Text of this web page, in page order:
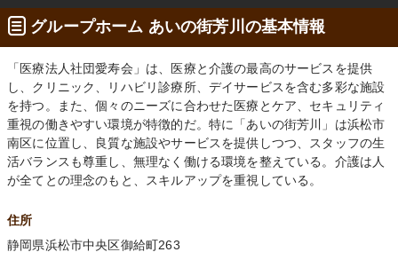
グループホーム あいの街芳川の基本情報
「医療法人社団愛寿会」は、医療と介護の最高のサービスを提供
し、クリニック、リハビリ診療所、デイサービスを含む多彩な施設
を持つ。また、個々のニーズに合わせた医療とケア、セキュリティ
重視の働きやすい環境が特徴的だ。特に「あいの街芳川」は浜松市
南区に位置し、良質な施設やサービスを提供しつつ、スタッフの生
活バランスも尊重し、無理なく働ける環境を整えている。介護は人
が全てとの理念のもと、スキルアップを重視している。
住所
静岡県浜松市中央区御給町263